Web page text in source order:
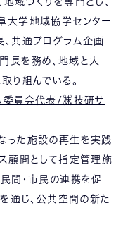
大学地域協学センター
共通プログラム企画
長を務め、地域と大
り組んでいる。
委員会代表/㈱技研サ
った施設の再生を実践
顧問として指定管理施
間・市民の連携を促
を通じ、公共空間の新た